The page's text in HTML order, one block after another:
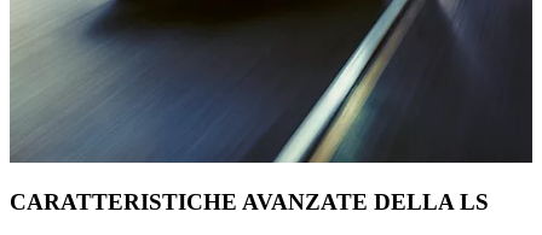
CARATTERISTICHE AVANZATE DELLA LS